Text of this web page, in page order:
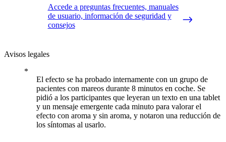
Accede a preguntas frecuentes, manuales
de usuario, información de seguridad y
consejos
Avisos legales
El efecto se ha probado internamente con un grupo de
pacientes con mareos durante 8 minutos en coche. Se
pidió a los participantes que leyeran un texto en una tablet
y un mensaje emergente cada minuto para valorar el
efecto con aroma y sin aroma, y notaron una reducción de
los síntomas al usarlo.